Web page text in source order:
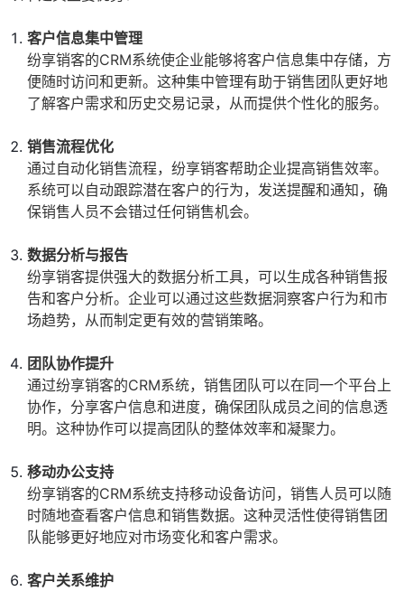
客户信息集中管理
纷享销客的CRM系统使企业能够将客户信息集中存储，方
便随时访问和更新。这种集中管理有助于销售团队更好地
了解客户需求和历史交易记录，从而提供个性化的服务。
销售流程优化
通过自动化销售流程，纷享销客帮助企业提高销售效率。
系统可以自动跟踪潜在客户的行为，发送提醒和通知，确
保销售人员不会错过任何销售机会。
数据分析与报告
纷享销客提供强大的数据分析工具，可以生成各种销售报
告和客户分析。企业可以通过这些数据洞察客户行为和市
场趋势，从而制定更有效的营销策略。
团队协作提升
通过纷享销客的CRM系统，销售团队可以在同一个平台上
协作，分享客户信息和进度，确保团队成员之间的信息透
明。这种协作可以提高团队的整体效率和凝聚力。
移动办公支持
纷享销客的CRM系统支持移动设备访问，销售人员可以随
时随地查看客户信息和销售数据。这种灵活性使得销售团
队能够更好地应对市场变化和客户需求。
客户关系维护